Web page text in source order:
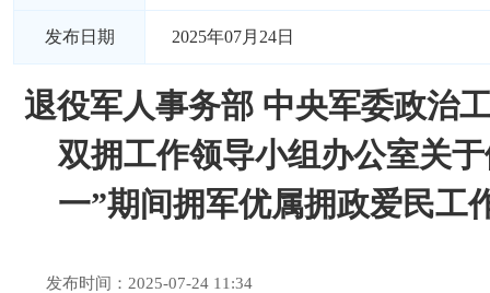
发布日期 2025年07月24日
退役军人事务部 中央军委政治
双拥工作领导小组办公室关
一”期间拥军优属拥政爱民工
发布时间：2025-07-24 11:34